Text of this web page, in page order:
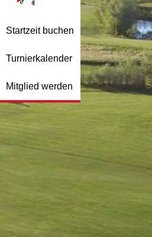
Startzeit buchen
Turnierkalender
Mitglied werden